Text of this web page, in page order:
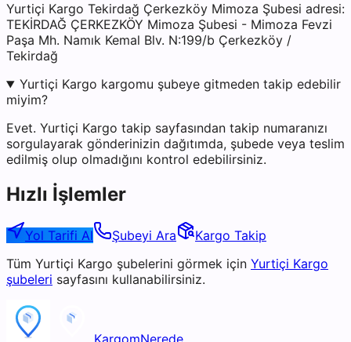
Yurtiçi Kargo Tekirdağ Çerkezköy Mimoza Şubesi adresi:
TEKİRDAĞ ÇERKEZKÖY Mimoza Şubesi - Mimoza Fevzi
Paşa Mh. Namık Kemal Blv. N:199/b Çerkezköy /
Tekirdağ
Yurtiçi Kargo kargomu şubeye gitmeden takip edebilir
miyim?
Evet. Yurtiçi Kargo takip sayfasından takip numaranızı
sorgulayarak gönderinizin dağıtımda, şubede veya teslim
edilmiş olup olmadığını kontrol edebilirsiniz.
Hızlı İşlemler
Yol Tarifi Al Şubeyi Ara
Kargo Takip
Tüm Yurtiçi Kargo şubelerini görmek için Yurtiçi Kargo
şubeleri sayfasını kullanabilirsiniz.
KargomNerede